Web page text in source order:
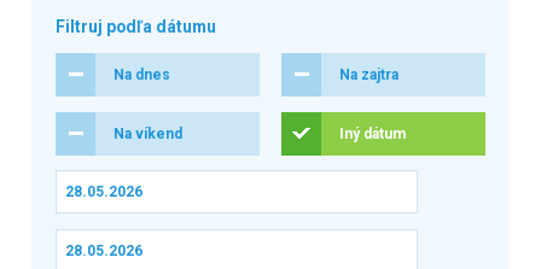
Filtruj podľa dátumu
Na dnes Na zajtra
Na víkend Iný dátum